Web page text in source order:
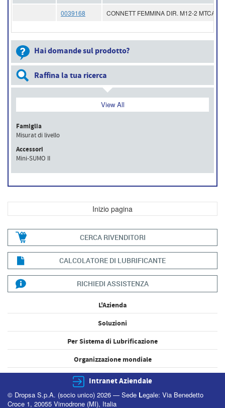
0039168 CONNETT FEMMINA DIR. M12-2
Hai domande sul prodotto?
Raffina la tua ricerca
View All
Famiglia
Misurat di livello
Accessori
Mini-SUMO II
Inizio pagina
CERCA RIVENDITORI
CALCOLATORE DI LUBRIFICANTE
RICHIEDI ASSISTENZA
L'Azienda
Soluzioni
Per Sistema di Lubrificazione
Organizzazione mondiale
Intranet Aziendale
© Dropsa S.p.A. (socio unico) 2026 — Sede Legale: Via Benedetto
Croce 1, 20055 Vimodrone (MI), Italia